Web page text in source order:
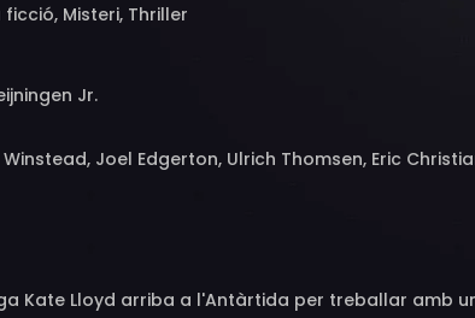
ficció, Misteri, Thriller
Jr.
Joel Edgerton, Ulrich Thomsen, Eric
Espen Seim, Kim Bubbs, Jørgen Langhelle, Jan
Jo Adrian Haavind, Jonathan Walker, Ole Martin
Kate Lloyd arriba a l'Antàrtida per treballar amb